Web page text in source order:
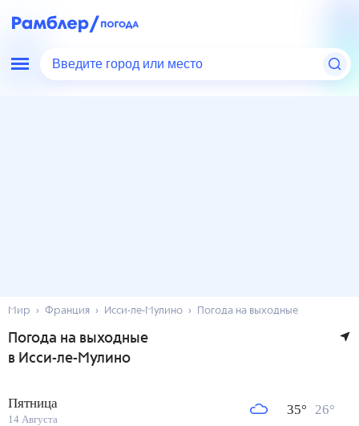
Введите город или место
Мир Франция Исси-ле-Мулино Погода на выходные
Погода на выходные
в Исси-ле-Мулино
Пятница
14 Августа
35° 26°